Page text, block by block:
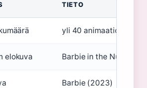
TIETO
yli 40
elokuva Barbie in the
Barbie (2023)